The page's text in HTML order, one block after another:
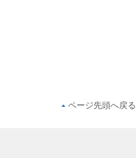
ページ先頭へ戻る